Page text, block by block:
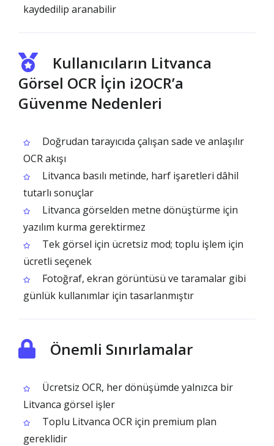
kaydedilip aranabilir
Kullanıcıların Litvanca
Görsel OCR İçin i2OCR’a
Güvenme Nedenleri
Doğrudan tarayıcıda çalışan sade ve anlaşılır
OCR akışı
Litvanca basılı metinde, harf işaretleri dâhil
tutarlı sonuçlar
Litvanca görselden metne dönüştürme için
yazılım kurma gerektirmez
Tek görsel için ücretsiz mod; toplu işlem için
ücretli seçenek
Fotoğraf, ekran görüntüsü ve taramalar gibi
günlük kullanımlar için tasarlanmıştır
Önemli Sınırlamalar
Ücretsiz OCR, her dönüşümde yalnızca bir
Litvanca görsel işler
Toplu Litvanca OCR için premium plan
gereklidir